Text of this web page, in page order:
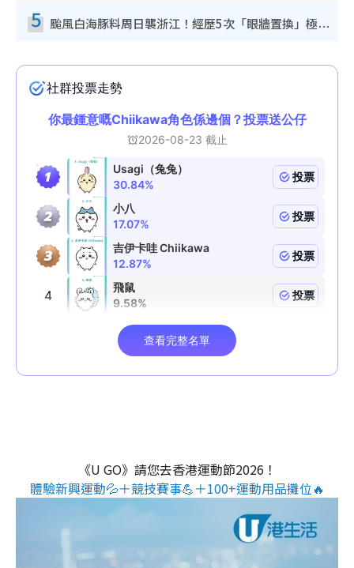
5 颱風白海豚料周日襲浙江！經歷5次「眼牆置換」極罕見 成登陸內地最長途颱風
《U GO》請您去香港運動節2026！
體驗新興運動💦＋競技賽事💪＋100+運動用品攤位🔥